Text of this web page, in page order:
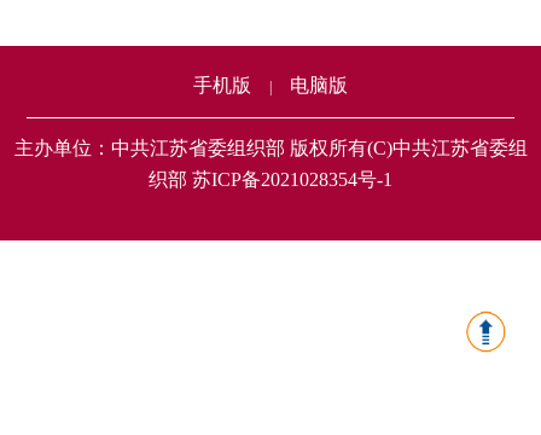
手机版 电脑版
主办单位：中共江苏省委组织部 版权所有(C)中共江苏省委组
织部 苏ICP备2021028354号-1